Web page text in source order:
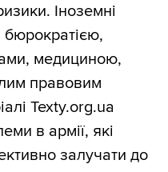
Іноземні
медициною,
правовим
Texty.org.ua
в армії, які
залучати до